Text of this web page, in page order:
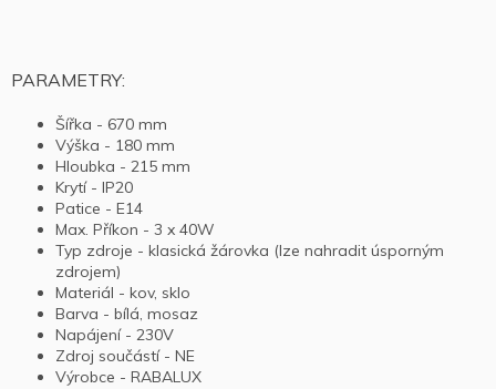
PARAMETRY:
Šířka - 670 mm
Výška - 180 mm
Hloubka - 215 mm
Krytí - IP20
Patice - E14
Max. Příkon - 3 x 40W
Typ zdroje - klasická žárovka (lze nahradit úsporným
zdrojem)
Materiál - kov, sklo
Barva - bílá, mosaz
Napájení - 230V
Zdroj součástí - NE
Výrobce - RABALUX